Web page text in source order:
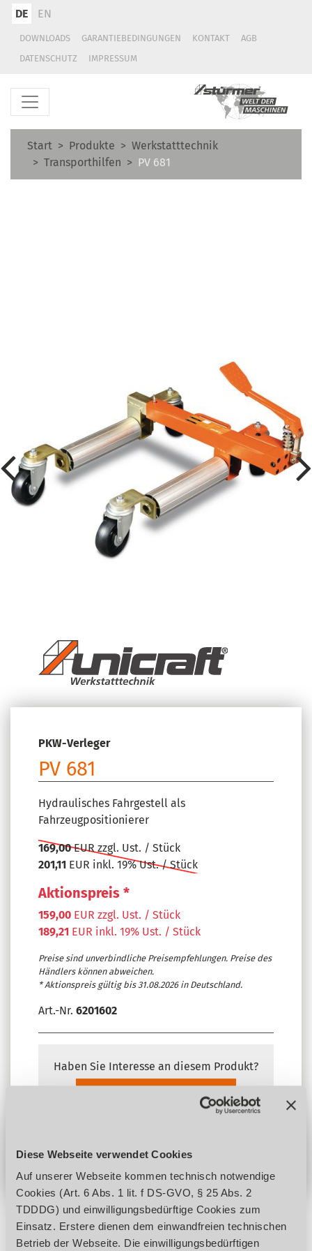
Diese Webseite verwendet Cookies
Auf unserer Webseite kommen technisch notwendige
Cookies (Art. 6 Abs. 1 lit. f DS-GVO, § 25 Abs. 2
TDDDG) und einwilligungsbedürftige Cookies zum
Einsatz. Erstere dienen dem einwandfreien technischen
Betrieb der Webseite. Die einwilligungsbedürftigen
DE EN
DOWNLOADS GARANTIEBEDINGUNGEN KONTAKT
AGB
DATENSCHUTZ
IMPRESSUM
Start Produkte
Werkstatttechnik
Transporthilfen
PV 681
PKW-Verleger
PV 681
Hydraulisches Fahrgestell als
Fahrzeugpositionierer
169,00EUR zzgl. Ust. / Stück
201,11 EUR inkl. 19% Ust. / Stück
Aktionspreis *
159,00 EUR zzgl. Ust. / Stück
189,21 EUR inkl. 19% Ust. / Stück
Preise sind unverbindliche Preisempfehlungen. Preise des
Händlers können abweichen.
* Aktionspreis gültig bis 31.08.2026 in Deutschland.
Art.-Nr. 6201602
Haben Sie Interesse an diesem Produkt?